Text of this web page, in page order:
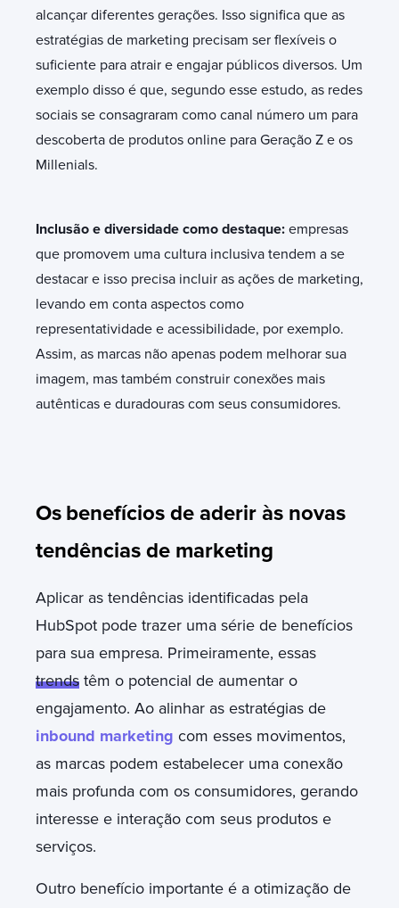
alcançar diferentes gerações. Isso significa que as
estratégias de marketing precisam ser flexíveis o
suficiente para atrair e engajar públicos diversos. Um
exemplo disso é que, segundo esse estudo, as redes
sociais se consagraram como canal número um para
descoberta de produtos online para Geração Z e os
Millenials.
Inclusão e diversidade como destaque: empresas
que promovem uma cultura inclusiva tendem a se
destacar e isso precisa incluir as ações de marketing,
levando em conta aspectos como
representatividade e acessibilidade, por exemplo.
Assim, as marcas não apenas podem melhorar sua
imagem, mas também construir conexões mais
autênticas e duradouras com seus consumidores.
Os benefícios de aderir às novas
tendências de marketing
Aplicar as tendências identificadas pela
HubSpot pode trazer uma série de benefícios
para sua empresa. Primeiramente, essas
trends têm o potencial de aumentar o
engajamento. Ao alinhar as estratégias de
inbound marketing com esses movimentos,
as marcas podem estabelecer uma conexão
mais profunda com os consumidores, gerando
interesse e interação com seus produtos e
serviços.
Outro benefício importante é a otimização de